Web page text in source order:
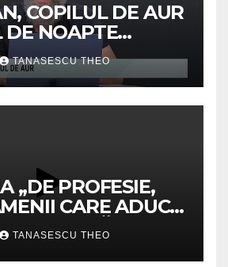
COPILUL DE AUR
DE NOAPTE
TANASESCU THEO
„DE PROFESIE,
CARE ADUC
/
SUCCESULUI
TANASESCU THEO